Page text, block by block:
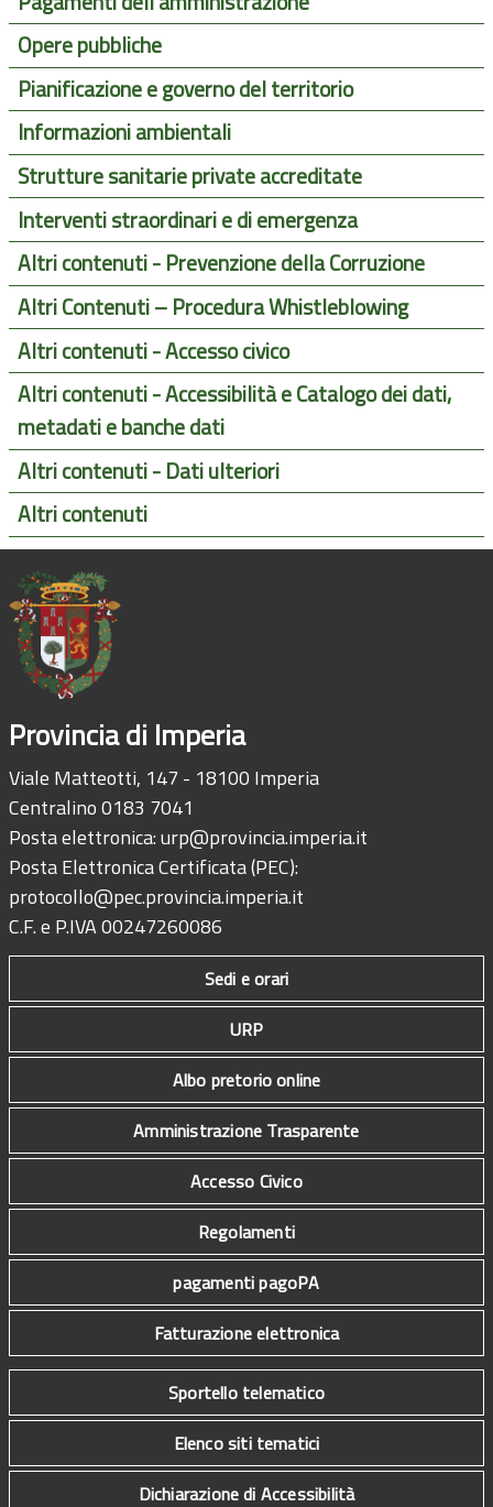
Opere pubbliche
Pianificazione e governo del territorio
Informazioni ambientali
Strutture sanitarie private accreditate
Interventi straordinari e di emergenza
Altri contenuti - Prevenzione della Corruzione
Altri Contenuti – Procedura Whistleblowing
Altri contenuti - Accesso civico
Altri contenuti - Accessibilità e Catalogo dei dati,
metadati e banche dati
Altri contenuti - Dati ulteriori
Altri contenuti
Provincia di Imperia
Viale Matteotti, 147 - 18100 Imperia
Centralino 0183 7041
Posta elettronica:urp@provincia.imperia.it
Posta Elettronica Certificata (PEC):
protocollo@pec.provincia.imperia.it
C.F. e P.IVA 00247260086
Sedi e orari
URP
Albo pretorio online
Amministrazione Trasparente
Accesso Civico
Regolamenti
pagamenti pagoPA
Fatturazione elettronica
Sportello telematico
Elenco siti tematici
Dichiarazione di Accessibilità